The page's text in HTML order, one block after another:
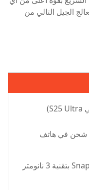
الجيل التالي من
(أسرع شحن في هاتف
Snapdragon 8 Elite Gen 2 بتقنية 3 نانومتر